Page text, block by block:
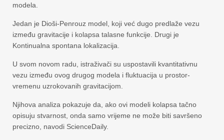
modela.
Jedan je Dioši-Penrouz model, koji već dugo predlaže vezu
između gravitacije i kolapsa talasne funkcije. Drugi je
Kontinualna spontana lokalizacija.
U svom novom radu, istraživači su uspostavili kvantitativnu
vezu između ovog drugog modela i fluktuacija u prostor-
vremenu uzrokovanih gravitacijom.
Njihova analiza pokazuje da, ako ovi modeli kolapsa tačno
opisuju stvarnost, onda samo vrijeme ne može biti savršeno
precizno, navodi ScienceDaily.